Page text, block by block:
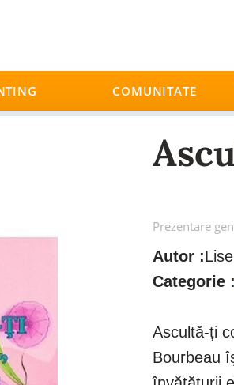
COMUNITATE
Prezentare
Autor :
Categorie :
Ascultă-ți
Bourbeau